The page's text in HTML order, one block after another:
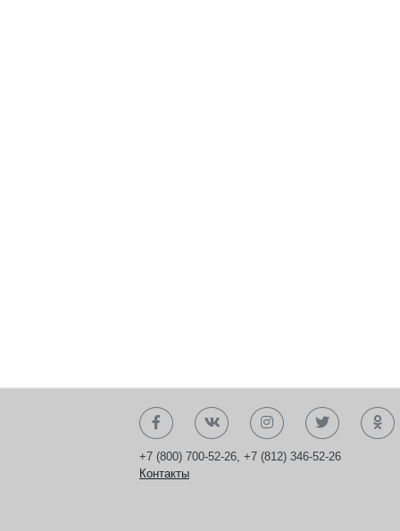
+7 (800) 700-52-26, +7 (812) 346-52-26
Контакты